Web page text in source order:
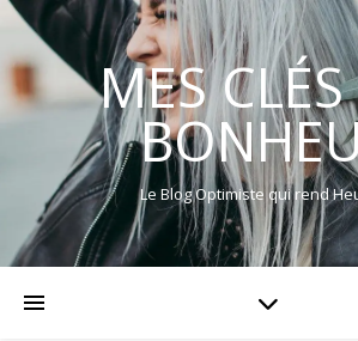
MES
Le Blog Optimiste qui rend